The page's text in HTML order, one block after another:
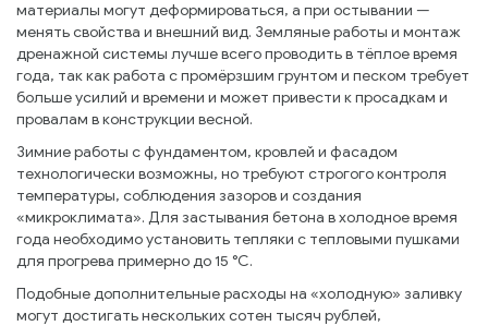
материалы могут деформироваться, а при остывании —
менять свойства и внешний вид. Земляные работы и монтаж
дренажной системы лучше всего проводить в тёплое время
года, так как работа с промёрзшим грунтом и песком требует
больше усилий и времени и может привести к просадкам и
провалам в конструкции весной.
Зимние работы с фундаментом, кровлей и фасадом
технологически возможны, но требуют строгого контроля
температуры, соблюдения зазоров и создания
«микроклимата». Для застывания бетона в холодное время
года необходимо установить тепляки с тепловыми пушками
для прогрева примерно до 15 °С.
Подобные дополнительные расходы на «холодную» заливку
могут достигать нескольких сотен тысяч рублей,